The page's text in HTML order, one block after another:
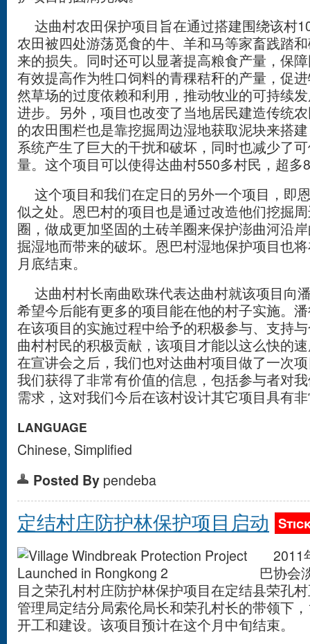
达曲村农田保护项目旨在通过搭建围绕该村
农田被四处游荡觅食的牛、羊和马等家畜践踏
来的损失。同时还可以显著提高粮食产量，保
有效提高作为牲口饲料的青稞秸秆的产量，促
然草场的过度依赖和利用，推动牧业的可持续
进步。另外，项目也改变了当地居民建造传统
的农田围栏也是靠挖掘周边湿地获取泥块来搭
系统产生了巨大的干扰和破坏，同时也减少了
量。这个项目可以使得达曲村550多村民，超多
这个项目和我们在定日的另外一个项目，即
似之处。恩巴村的项目也是通过改造他们挖掘
圈，做成更加坚固的土砖羊圈来保护澎曲河沿
掘湿地而带来的破坏。恩巴村湿地保护项目也
月底结束。
达曲村村长南曲欧珠代表达曲村就该项目向
希望今后能有更多的项目能在他的村子实施。
在该项目的实施过程中给予的积极参与、支持
曲村村民的积极贡献，该项目才能以这么快的
在宣讲会之后，我们也对达曲村项目做了一次
我们获得了非常有价值的信息，包括参与者对
需求，这对我们今后在该村设计其它项目具有
LANGUAGE
Chinese, Simplified
Posted By pendeba
定结村庄防护林保护项目启动
2011
巴协会
目之荣孔村村庄防护林保护项目在定结县荣孔
管理局定结分局索伦局长和荣孔村长的带领下
开工和建设。该项目预计在这个月中旬结束。